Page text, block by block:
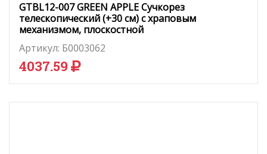
GTBL12-007 GREEN APPLE Сучкорез
телескопический (+30 см) с храповым
механизмом, плоскостной
Артикул: Б0003062
4037.59